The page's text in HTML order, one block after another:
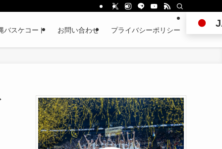
バスケコート お問い合わせ プライバシーポリシー